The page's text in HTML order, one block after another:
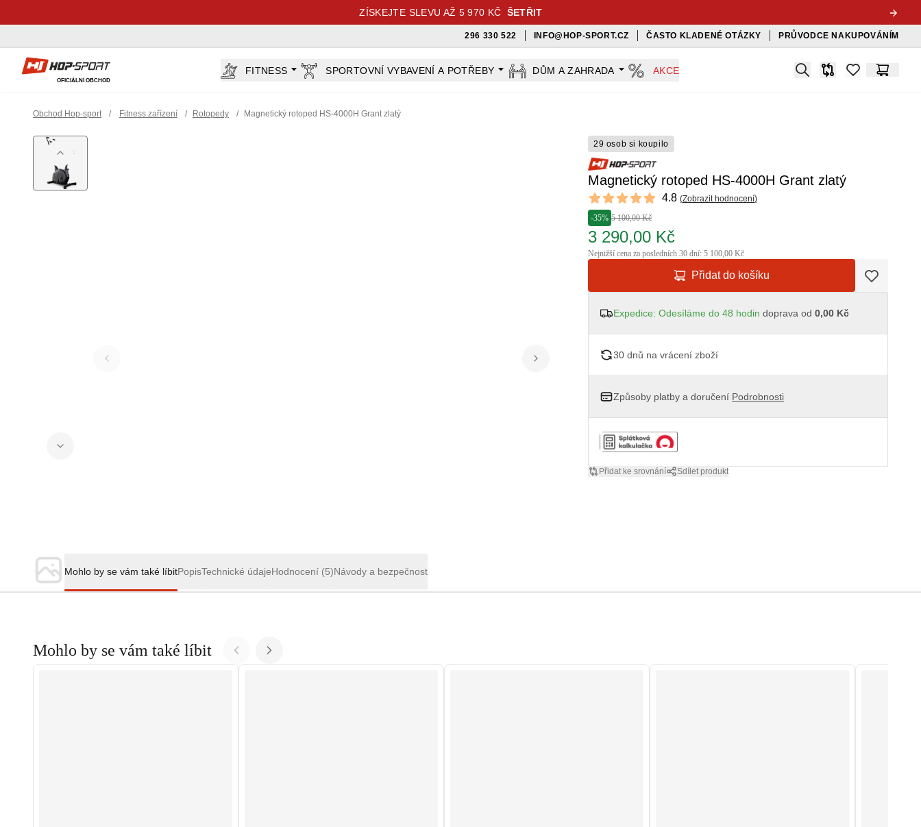
ZÍSKEJTE SLEVU AŽ 5 970 KČ ŠETŘIT
296 330 522 INFO@HOP-SPORT.CZ ČASTO KLADENÉ OTÁZKY PRŮVODCE NAKUPOVÁNÍM
Hop-Sport.cz
OFICIÁLNÍ OBCHOD
FITNESS SPORTOVNÍ VYBAVENÍ A POTŘEBY DŮM A ZAHRADA AKCE Search
Srovnávačitems inKošík
Obchod Hop-sport / Fitness zařízení / Rotopedy / Magnetický rotoped HS-4000H Grant zlatý
29 osob si koupilo
Magnetický rotoped HS-4000H Grant zlatý
Reviews
4.8 out of 5 stars 4.8 (Zobrazit hodnocení)
-35% 5 100,00 Kč
3 290,00 Kč
Nejnižší cena za posledních 30 dní: 5 100,00 Kč
Přidat do košíku
Expedice: Odesíláme do 48 hodin doprava od 0,00 Kč
30 dnů na vrácení zboží
Způsoby platby a doručení Podrobnosti
Přidat ke srovnání Sdílet produkt
Mohlo by se vám také líbitPopisTechnické údajeHodnocení (5)Návody a bezpečnost
Mohlo by se vám také líbit